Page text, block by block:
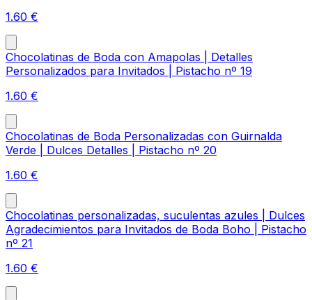
1.60 €
Chocolatinas de Boda con Amapolas | Detalles
Personalizados para Invitados | Pistacho nº 19
1.60 €
Chocolatinas de Boda Personalizadas con Guirnalda
Verde | Dulces Detalles | Pistacho nº 20
1.60 €
Chocolatinas personalizadas, suculentas azules | Dulces
Agradecimientos para Invitados de Boda Boho | Pistacho
nº 21
1.60 €